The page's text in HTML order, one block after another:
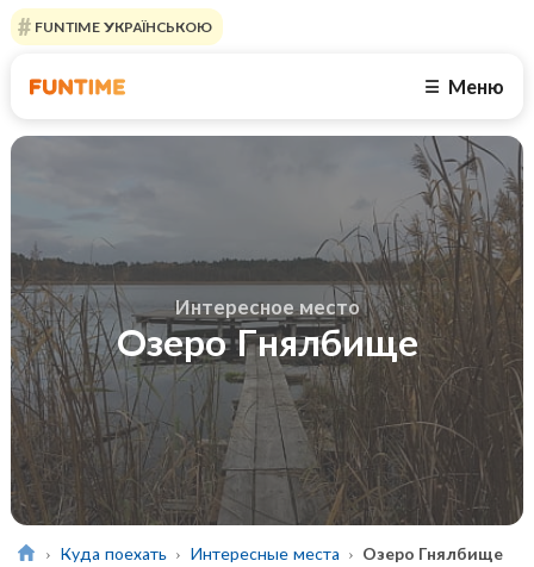
FUNTIME УКРАЇНСЬКОЮ
☰ Меню
Интересное место
Озеро Гнялбище
Куда поехать Интересные места Озеро Гнялбище